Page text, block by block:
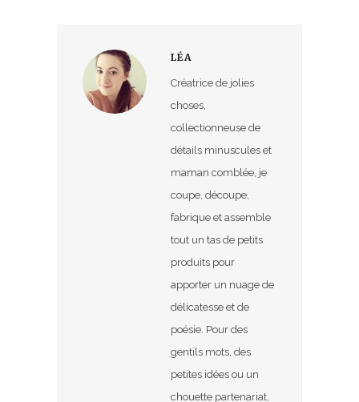
LÉA
Créatrice de jolies
choses,
collectionneuse de
détails minuscules et
maman comblée, je
coupe, découpe,
fabrique et assemble
tout un tas de petits
produits pour
apporter un nuage de
délicatesse et de
poésie. Pour des
gentils mots, des
petites idées ou un
chouette partenariat,